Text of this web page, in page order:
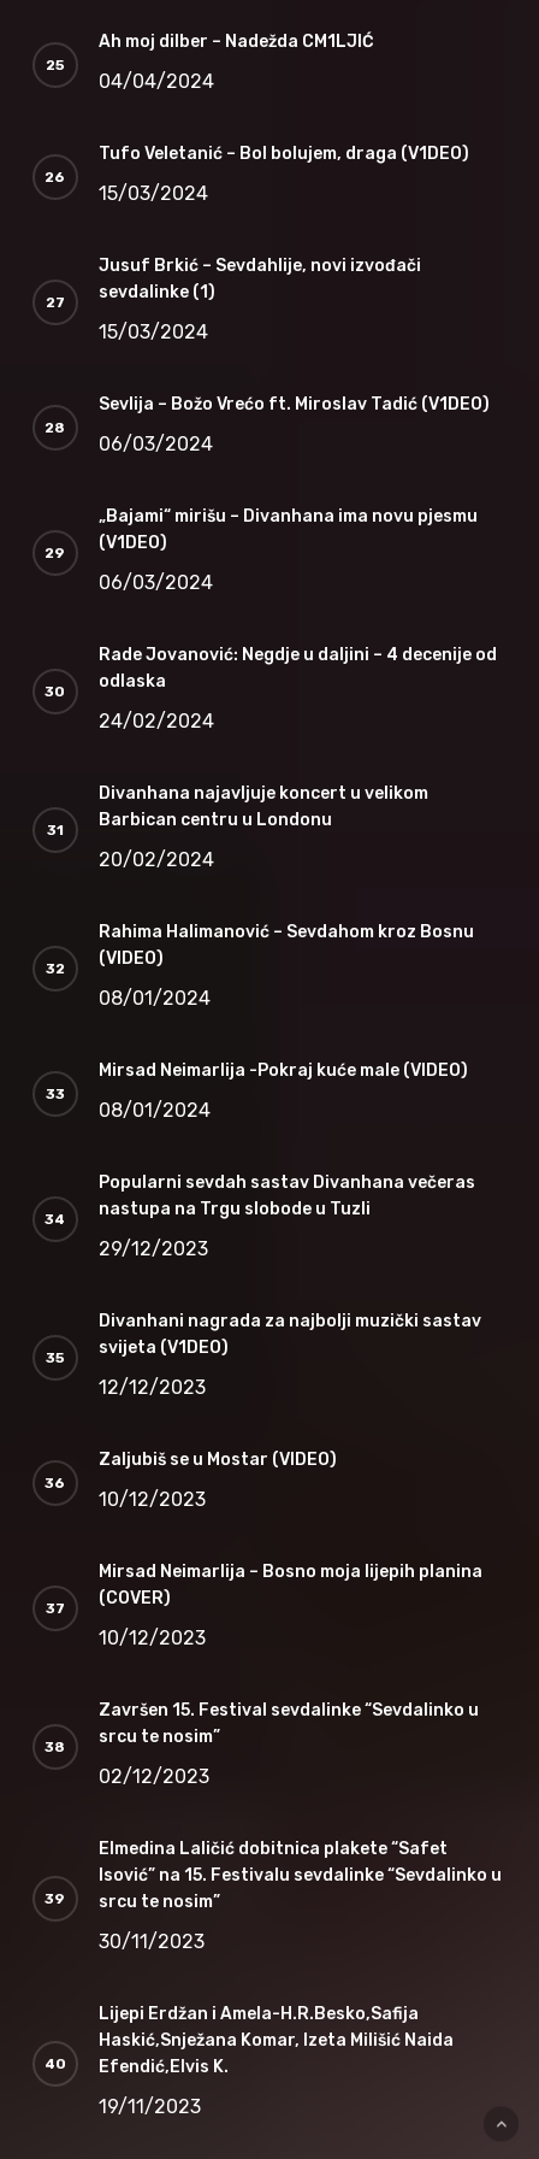
Ah moj dilber – Nadežda CM1LJIĆ
04/04/2024
Tufo Veletanić – Bol bolujem, draga (V1DEO)
15/03/2024
Jusuf Brkić – Sevdahlije, novi izvođači
sevdalinke (1)
15/03/2024
Sevlija – Božo Vrećo ft. Miroslav Tadić (V1DEO)
06/03/2024
„Bajami“ mirišu – Divanhana ima novu pjesmu
(V1DEO)
06/03/2024
Rade Jovanović: Negdje u daljini – 4 decenije od
odlaska
24/02/2024
Divanhana najavljuje koncert u velikom
Barbican centru u Londonu
20/02/2024
Rahima Halimanović – Sevdahom kroz Bosnu
(VIDEO)
08/01/2024
Mirsad Neimarlija -Pokraj kuće male (VIDEO)
08/01/2024
Popularni sevdah sastav Divanhana večeras
nastupa na Trgu slobode u Tuzli
29/12/2023
Divanhani nagrada za najbolji muzički sastav
svijeta (V1DEO)
12/12/2023
Zaljubiš se u Mostar (VIDEO)
10/12/2023
Mirsad Neimarlija – Bosno moja lijepih planina
(COVER)
10/12/2023
Završen 15. Festival sevdalinke “Sevdalinko u
srcu te nosim”
02/12/2023
Elmedina Laličić dobitnica plakete “Safet
Isović” na 15. Festivalu sevdalinke “Sevdalinko u
srcu te nosim”
30/11/2023
Lijepi Erdžan i Amela-H.R.Besko,Safija
Haskić,Snježana Komar, Izeta Milišić Naida
Efendić,Elvis K.
19/11/2023